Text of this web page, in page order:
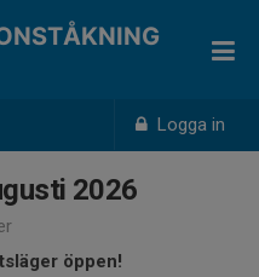
Logga in
2026
öppen!